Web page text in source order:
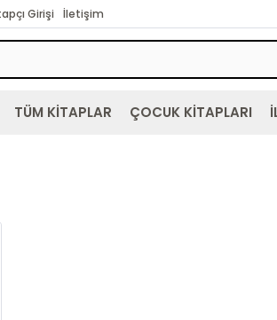
Girişi İletişim
TÜM KİTAPLAR ÇOCUK KİTAPLARI